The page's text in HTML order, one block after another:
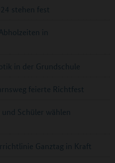
stehen fest
in
in der Grundschule
feierte Richtfest
Schüler wählen
Ganztag in Kraft